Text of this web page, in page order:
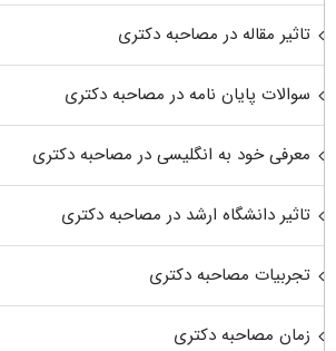
تاثیر مقاله در مصاحبه دکتری
سوالات پایان نامه در مصاحبه دکتری
معرفی خود به انگلیسی در مصاحبه دکتری
تاثیر دانشگاه ارشد در مصاحبه دکتری
تجربیات مصاحبه دکتری
زمان مصاحبه دکتری